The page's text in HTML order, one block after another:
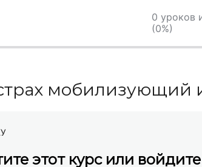
0 уроков
(0%)
этот курс или